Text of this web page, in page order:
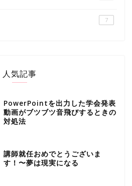
7
人気記事
PowerPointを出力した学会発表
動画がブツブツ音飛びするときの
対処法
講師就任おめでとうございま
す！〜夢は現実になる